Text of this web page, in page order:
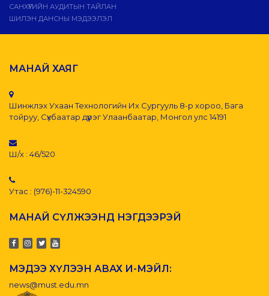
САНХҮҮГИЙН АУДИТЫН ТАЙЛАН
ШИЛЭН ДАНСНЫ МЭДЭЭЛЭЛ
МАНАЙ ХАЯГ
Шинжлэх Ухаан Технологийн Их Сургууль 8-р хороо, Бага
тойруу, Сүхбаатар дүүрэг Улаанбаатар, Монгол улс 14191
Ш/х : 46/520
Утас : (976)-11-324590
МАНАЙ СҮЛЖЭЭНД НЭГДЭЭРЭЙ
МЭДЭЭ ХҮЛЭЭН АВАХ И-МЭЙЛ:
news@must.edu.mn